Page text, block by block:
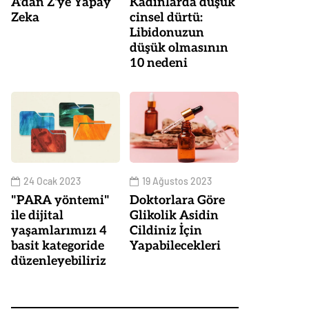
Zeka
cinsel dürtü:
Libidonuzun
düşük olmasının
10 nedeni
24 Ocak 2023
"PARA yöntemi"
ile dijital
yaşamlarımızı 4
basit kategoride
düzenleyebiliriz
19 Ağustos 2023
Doktorlara Göre
Glikolik Asidin
Cildiniz İçin
Yapabilecekleri